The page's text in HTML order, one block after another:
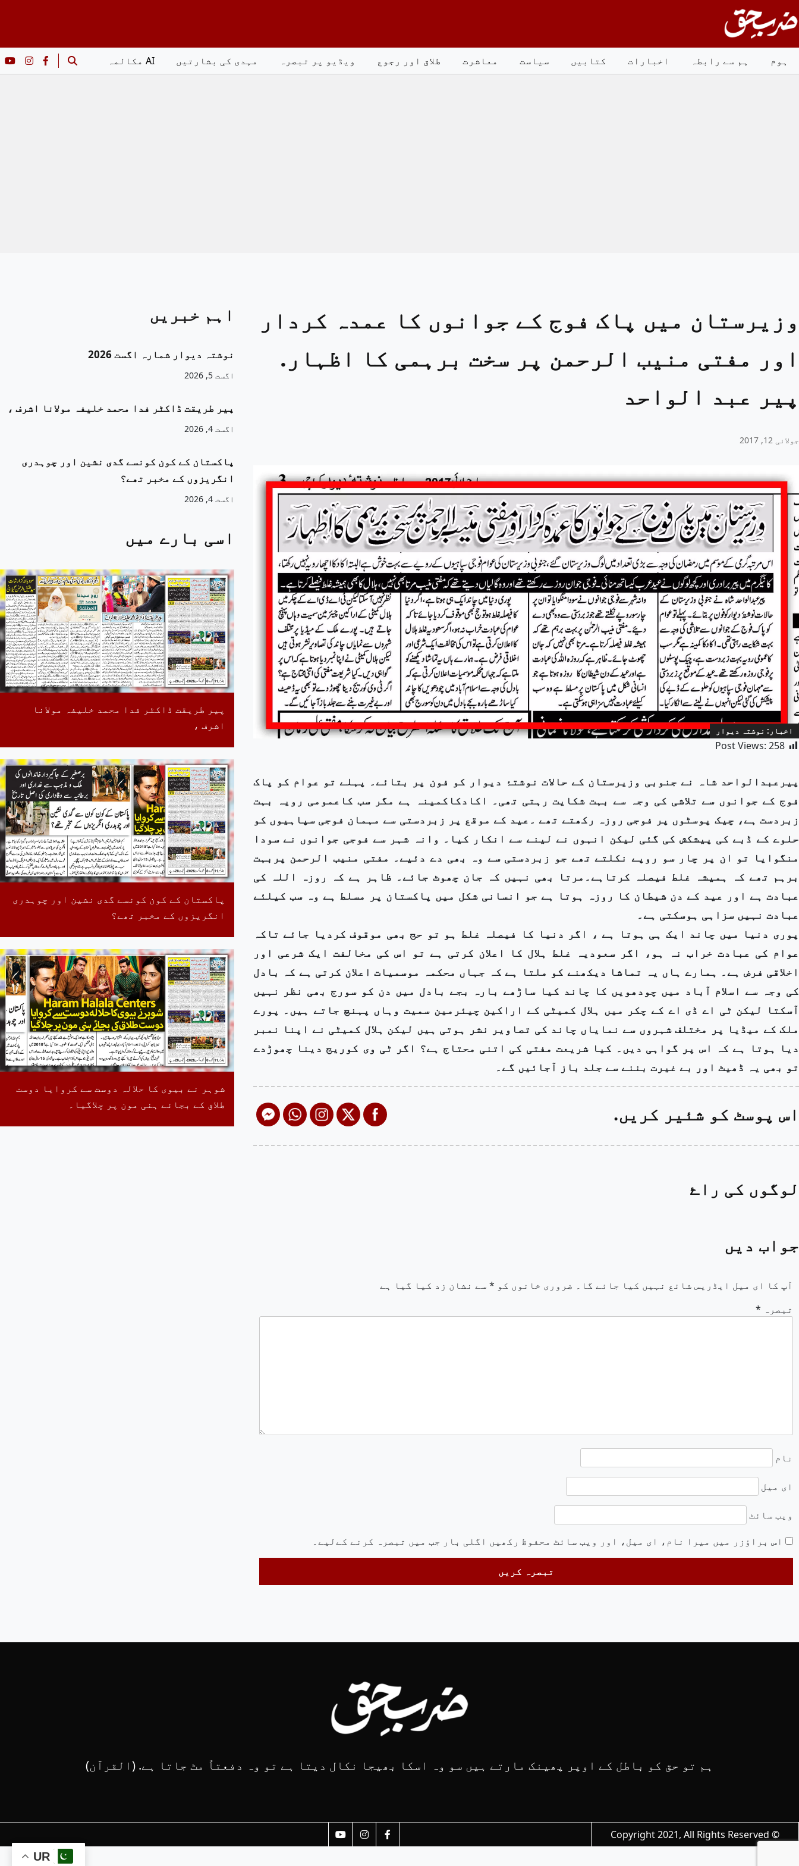
to
content
ہوم
ہم سے رابطہ اخبارات کتابیں سیاست معاشرت طلاق اور رجوع ویڈیو پر تبصرہ مہدی کی بشارتیں AI مکالمہ
وزیرستان میں پاک فوج کے جوانوں کا عمدہ کردار
اور مفتی منیب الرحمن پر سخت برہمی کا اظہار.
پیر عبد الواحد
جولائی 12, 2017
اخبار: نوشتہ دیوار
Post Views: 258
پیرعبدالواحد شاہ نے جنوبی وزیرستان کے حالات نوشتۂ دیوار کو فون پر بتائے۔ پہلے تو عوام کو پاک
فوج کے جوانوں سے تلاشی کی وجہ سے بہت شکایت رہتی تھی۔ اکادکاکمینہ ہے مگر سب کاعمومی رویہ بہت
زبردست ہے، چیک پوسٹوں پر فوجی روزہ رکھتے تھے ۔عید کے موقع پر زبردستی سے مہمان فوجی سپاہیوں کو
حلوے کے ڈبے کی پیشکش کی گئی لیکن انہوں نے لینے سے انکار کیا۔ وانہ شہر سے فوجی جوانوں نے سودا
منگوایا تو ان پر چار سو روپے نکلتے تھے جو زبردستی سے وہ بھی دے دئیے۔ مفتی منیب الرحمن پربہت
برہم تھے کہ ہمیشہ غلط فیصلہ کرتاہے۔مرتا بھی نہیں کہ جان چھوٹ جائے۔ ظاہر ہے کہ روزہ اللہ کی
عبادت ہے اور عید کے دن شیطان کا روزہ ہوتا ہے جو انسانی شکل میں پاکستان پر مسلط ہے وہ سب کیلئے
عبادت نہیں سزاہی ہوسکتی ہے۔
پوری دنیا میں چاند ایک ہی ہوتا ہے ، اگر دنیا کا فیصلہ غلط ہو تو حج بھی موقوف کردیا جائے تاکہ
عوام کی عبادت خراب نہ ہو، اگر سعودیہ غلط ہلال کا اعلان کرتی ہے تو اس کی مخالفت ایک شرعی اور
اخلاقی فرض ہے۔ ہمارے ہاں یہ تماشا دیکھنے کو ملتا ہے کہ جہاں محکمہ موسمیات اعلان کرتی ہے کہ بادل
کی وجہ سے اسلام آباد میں چودھویں کا چاند کیا ساڑھے بارہ بجے بادل میں دن کو سورج بھی نظر نہیں
آسکتا لیکن ٹی اے ڈی اے کے چکر میں ہلال کمیٹی کے اراکین چیئرمین سمیت وہاں پہنچ جاتے ہیں۔ پورے
ملک کے میڈیا پر مختلف شہروں سے نمایاں چاند کی تصاویر نشر ہوتی ہیں لیکن ہلال کمیٹی نے اپنا نمبر
دیا ہوتا ہے کہ اس پر گواہی دیں۔ کیا شریعت مفتی کی اتنی محتاج ہے؟ اگر ٹی وی کوریج دینا چھوڑدے
تو بھی یہ ڈھیٹ اور بے غیرت بننے سے جلد باز آجائیں گے۔
اس پوسٹ کو شئیر کریں.
لوگوں کی راۓ
جواب دیں
آپ کا ای میل ایڈریس شائع نہیں کیا جائے گا۔ ضروری خانوں کو * سے نشان زد کیا گیا ہے
تبصرہ *
نام
ای میل
ویب‌ سائٹ
اس براؤزر میں میرا نام، ای میل، اور ویب سائٹ محفوظ رکھیں اگلی بار جب میں تبصرہ کرنے کےلیے۔
اہم خبریں
نوشتہ دیوار شمارہ اگست 2026
اگست 5, 2026
پیر طریقت ڈاکٹر فدا محمد خلیفہ مولانا اشرف ،
اگست 4, 2026
پاکستان کے کون کونسے گدی نشین اور چوہدری
انگریزوں کے مخبر تھے؟
اگست 4, 2026
اسی بارے میں
پیر طریقت ڈاکٹر فدا محمد خلیفہ مولانا
اشرف ،
پاکستان کے کون کونسے گدی نشین اور چوہدری
انگریزوں کے مخبر تھے؟
شوہر نے بیوی کا حلالہ دوست سے کروایا دوست
طلاق کے بجائے ہنی مون پر چلاگیا۔
ہم تو حق کو باطل کے اوپر پھینک مارتے ہیں سو وہ اسکا بھیجا نکال دیتا ہے تو وہ دفعتاً مٹ جاتا ہے. (القرآن)
© Copyright 2021, All Rights Reserved
UR